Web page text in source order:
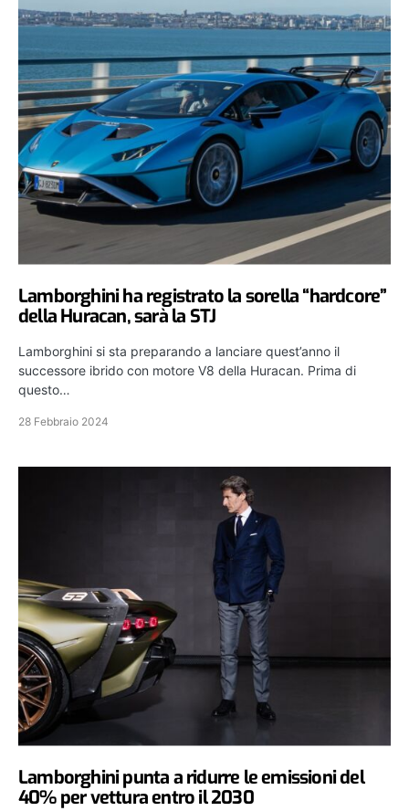
Lamborghini ha registrato la sorella “hardcore”
della Huracan, sarà la STJ
Lamborghini si sta preparando a lanciare quest’anno il
successore ibrido con motore V8 della Huracan. Prima di
questo…
28 Febbraio 2024
Lamborghini punta a ridurre le emissioni del
40% per vettura entro il 2030